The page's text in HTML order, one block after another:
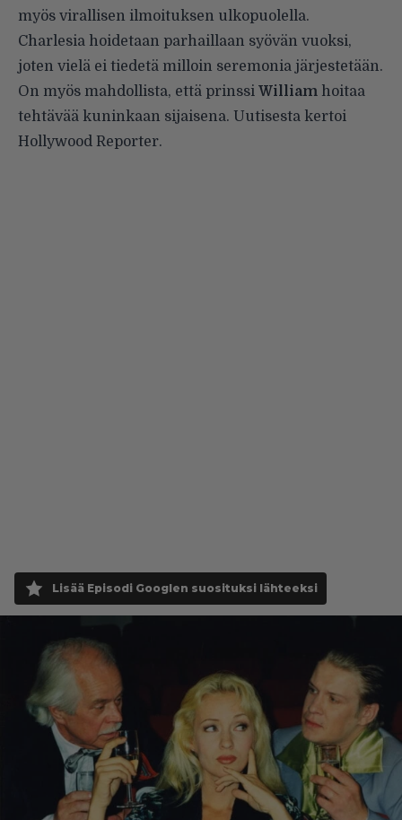
myös virallisen ilmoituksen ulkopuolella.
Charlesia hoidetaan parhaillaan syövän vuoksi,
joten vielä ei tiedetä milloin seremonia järjestetään.
On myös mahdollista, että prinssi William hoitaa
tehtävää kuninkaan sijaisena. Uutisesta kertoi
Hollywood Reporter.
Lisää Episodi Googlen suosituksi lähteeksi